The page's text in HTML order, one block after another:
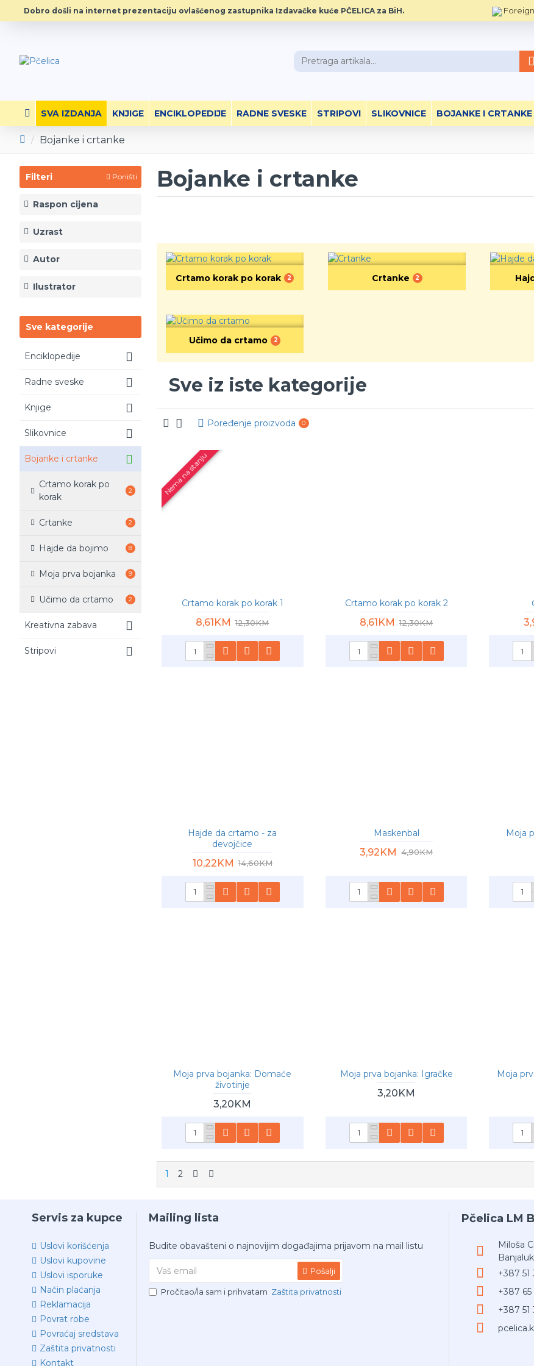
Dobro došli na internet prezentaciju ovlašćenog zastupnika Izdavačke kuće PČELICA za BiH.
SVA IZDANJA KNJIGE ENCIKLOPEDIJE RADNE SVESKE STRIPOVI SLIKOVNICE BOJANKE I CRTANKE
Bojanke i crtanke
Filteri Poništi
Raspon cijena
Uzrast
Autor
Ilustrator
Sve kategorije
Enciklopedije
Radne sveske
Knjige
Slikovnice
Bojanke i crtanke
Crtamo korak po
korak
2
Crtanke 2
Hajde da bojimo 8
Moja prva bojanka 9
Učimo da crtamo 2
Kreativna zabava
Stripovi
Bojanke i crtanke
Crtamo korak po korak 2 Crtanke 2
Učimo da crtamo 2
Sve iz iste kategorije
Poređenje proizvoda 0
Nema na stanju
Crtamo korak po korak 1
8,61KM 12,30KM
Crtamo korak po korak 2
8,61KM 12,30KM
Hajde da crtamo - za
devojčice
10,22KM 14,60KM
Maskenbal
3,92KM 4,90KM
Moja
Moja prva bojanka: Domaće
životinje
3,20KM
Moja prva bojanka: Igračke
3,20KM
Moja
1 2
Servis za kupce
Uslovi korišćenja
Uslovi kupovine
Uslovi isporuke
Način plaćanja
Reklamacija
Povrat robe
Povraćaj sredstava
Zaštita privatnosti
Kontakt
Mailing lista
Budite obavašteni o najnovijim događajima prijavom na mail listu
Pošalji
Pročitao/la sam i prihvatam Zaštita privatnosti
Pčelica LM
Miloša
+387 51
+387
+387 51